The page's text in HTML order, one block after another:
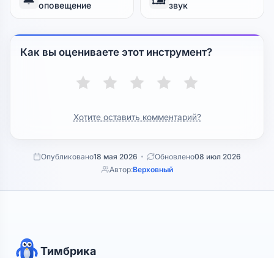
оповещение
звук
Как вы оцениваете этот инструмент?
Хотите оставить комментарий?
Опубликовано18 мая 2026 Обновлено08 июл 2026
Автор:Верховный
Тимбрика